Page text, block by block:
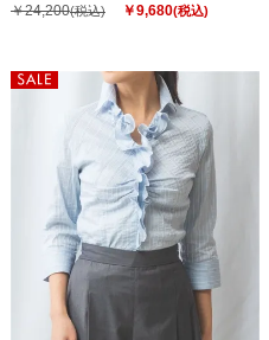
￥24,200(税込) ￥9,680(税込)